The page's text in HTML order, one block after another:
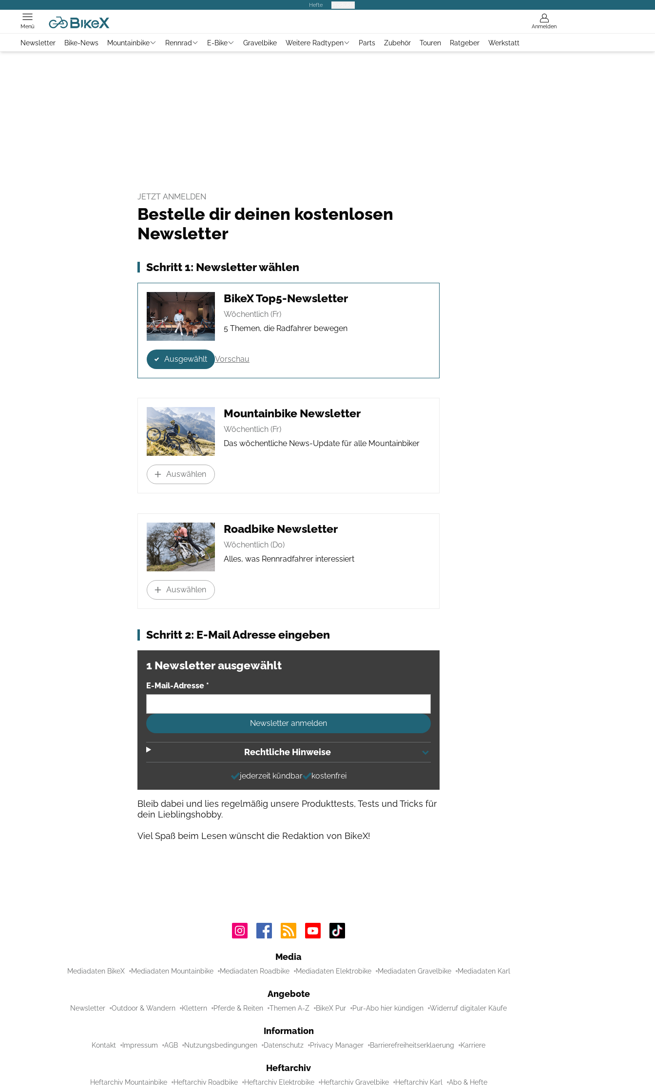
Hefte
Anmelden
Menü
Newsletter Bike-News Mountainbike Rennrad E-Bike Gravelbike Weitere Radtypen Parts Zubehör Touren Ratgeber Werkstatt
JETZT ANMELDEN
Bestelle dir deinen kostenlosen
Newsletter
Schritt 1: Newsletter wählen
BikeX Top5-Newsletter
Wöchentlich (Fr)
5 Themen, die Radfahrer bewegen
Ausgewählt Vorschau
Mountainbike Newsletter
Wöchentlich (Fr)
Das wöchentliche News-Update für alle Mountainbiker
Auswählen
Roadbike Newsletter
Wöchentlich (Do)
Alles, was Rennradfahrer interessiert
Auswählen
Schritt 2: E-Mail Adresse eingeben
1 Newsletter ausgewählt
E-Mail-Adresse *
Newsletter anmelden
Rechtliche Hinweise
jederzeit kündbar kostenfrei
Bleib dabei und lies regelmäßig unsere Produkttests, Tests und Tricks für
dein Lieblingshobby.
Viel Spaß beim Lesen wünscht die Redaktion von BikeX!
Media
Mediadaten BikeX Mediadaten Mountainbike Mediadaten Roadbike Mediadaten Elektrobike Mediadaten Gravelbike Mediadaten Karl
Angebote
Newsletter Outdoor & Wandern Klettern Pferde & Reiten Themen A-Z BikeX Pur Pur-Abo hier kündigen Widerruf digitaler Käufe
Information
Kontakt Impressum AGB Nutzungsbedingungen Datenschutz Privacy Manager Barrierefreiheitserklaerung Karriere
Heftarchiv
Heftarchiv Mountainbike Heftarchiv Roadbike Heftarchiv Elektrobike Heftarchiv Gravelbike Heftarchiv Karl Abo & Hefte